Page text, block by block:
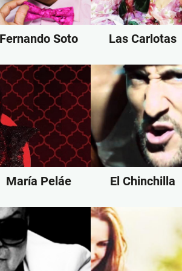
Fernando Soto Las Carlotas
María Peláe El Chinchilla